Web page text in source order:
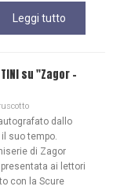
Leggi tutto
su "Zagor -
dallo
suo tempo.
di Zagor
ai lettori
con la Scure